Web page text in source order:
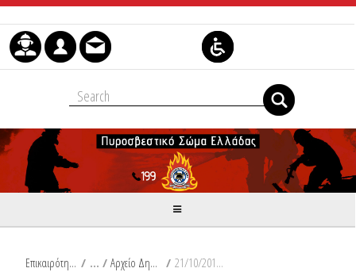
Μετάβαση στο περιεχόμενο
Επικαιρότητα / Αρχείο Δημοσιεύσεων / 21/10/2016, Tελετή έναρξης των μαθημάτων του δεύτερου κύκλου του Διιδρυματικού Διατμηματικού Προγράμματος Μεταπτυχιακών Σπουδών